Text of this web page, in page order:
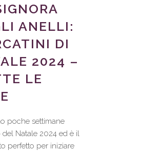
ANELLI:
DI
2024 –
LE
poche settimane
del Natale 2024 ed è il
perfetto per iniziare